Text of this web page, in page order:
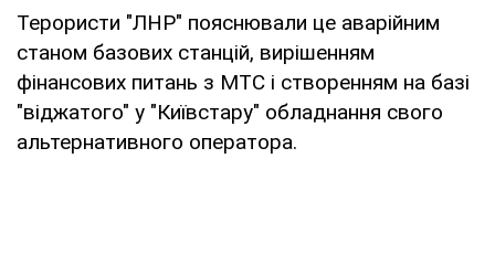
Терористи "ЛНР" пояснювали це аварійним
станом базових станцій, вирішенням
фінансових питань з МТС і створенням на базі
"віджатого" у "Київстару" обладнання свого
альтернативного оператора.